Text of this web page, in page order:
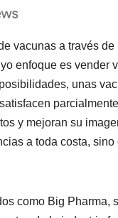
vacunas a través
enfoque es vender
unas
y mejoran su
a toda costa,
como Big Pharma,